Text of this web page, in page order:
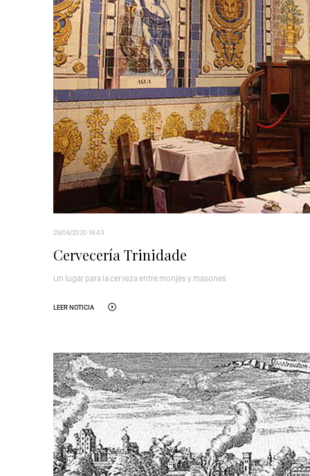
29/06/2020 16:43
Cervecería Trinidade
Un lugar para la cerveza entre monjes y masones
LEER NOTICIA